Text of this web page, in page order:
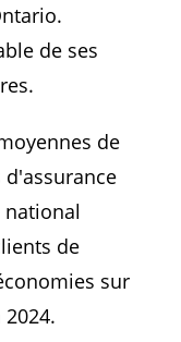
de ses
de
national
de
sur